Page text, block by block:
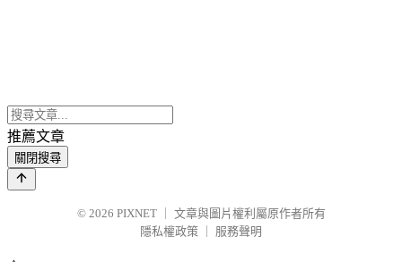
推薦文章
關閉搜尋
© 2026 PIXNET
文章與圖片權利屬原作者所有
隱私權政策
服務聲明